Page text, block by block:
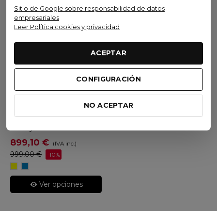
Sitio de Google sobre responsabilidad de datos
empresariales
Leer Política cookies y privacidad
ACEPTAR
CONFIGURACIÓN
NO ACEPTAR
Visto recientemente
Oferta
No disponible
Orbea
899,10 € (IVA inc.)
999,00 € -10%
StoneVer opciones